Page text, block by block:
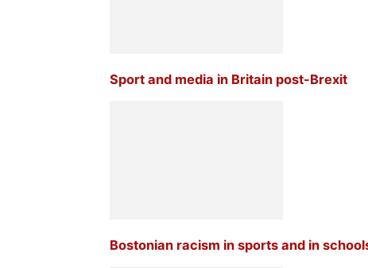
Sport and media in Britain post-Brexit
Bostonian racism in sports and in